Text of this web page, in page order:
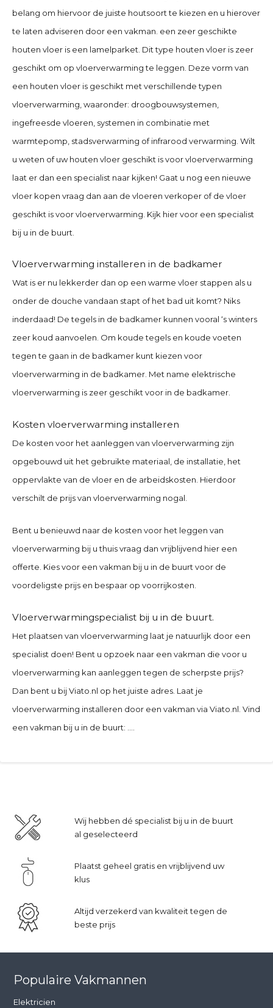
belang om hiervoor de juiste houtsoort te kiezen en u hierover
te laten adviseren door een vakman. een zeer geschikte
houten vloer is een lamelparket. Dit type houten vloer is zeer
geschikt om op vloerverwarming te leggen. Deze vorm van
een houten vloer is geschikt met verschillende typen
vloerverwarming, waaronder: droogbouwsystemen,
ingefreesde vloeren, systemen in combinatie met
warmtepomp, stadsverwarming of infrarood verwarming. Wilt
u weten of uw houten vloer geschikt is voor vloerverwarming
laat er dan een specialist naar kijken! Gaat u nog een nieuwe
vloer kopen vraag dan aan de vloeren verkoper of de vloer
geschikt is voor vloerverwarming. Kijk hier voor een specialist
bij u in de buurt.
Vloerverwarming installeren in de badkamer
Wat is er nu lekkerder dan op een warme vloer stappen als u
onder de douche vandaan stapt of het bad uit komt? Niks
inderdaad! De tegels in de badkamer kunnen vooral ‘s winters
zeer koud aanvoelen. Om koude tegels en koude voeten
tegen te gaan in de badkamer kunt kiezen voor
vloerverwarming in de badkamer. Met name elektrische
vloerverwarming is zeer geschikt voor in de badkamer.
Kosten vloerverwarming installeren
De kosten voor het aanleggen van vloerverwarming zijn
opgebouwd uit het gebruikte materiaal, de installatie, het
oppervlakte van de vloer en de arbeidskosten. Hierdoor
verschilt de prijs van vloerverwarming nogal.
Bent u benieuwd naar de kosten voor het leggen van
vloerverwarming bij u thuis vraag dan vrijblijvend hier een
offerte. Kies voor een vakman bij u in de buurt voor de
voordeligste prijs en bespaar op voorrijkosten.
Vloerverwarmingspecialist bij u in de buurt.
Het plaatsen van vloerverwarming laat je natuurlijk door een
specialist doen! Bent u opzoek naar een vakman die voor u
vloerverwarming kan aanleggen tegen de scherpste prijs?
Dan bent u bij Viato.nl op het juiste adres. Laat je
vloerverwarming installeren door een vakman via Viato.nl. Vind
een vakman bij u in de buurt: ….
Wij hebben dé specialist bij u in de buurt
al geselecteerd
Plaatst geheel gratis en vrijblijvend uw
klus
Altijd verzekerd van kwaliteit tegen de
beste prijs
Populaire Vakmannen
Elektricien